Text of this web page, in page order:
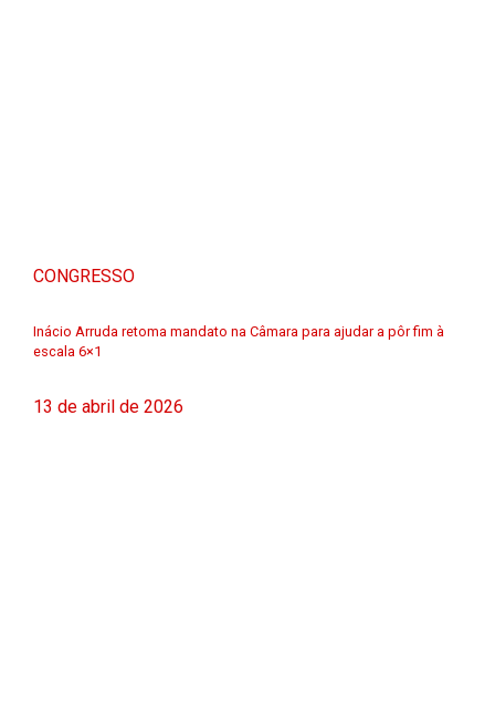
CONGRESSO
Inácio Arruda retoma mandato na Câmara para ajudar a pôr fim à
escala 6×1
13 de abril de 2026